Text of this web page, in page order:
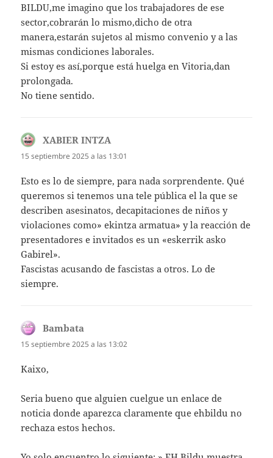
BILDU,me imagino que los trabajadores de ese
sector,cobrarán lo mismo,dicho de otra
manera,estarán sujetos al mismo convenio y a las
mismas condiciones laborales.
Si estoy es así,porque está huelga en Vitoria,dan
prolongada.
No tiene sentido.
XABIER INTZA
15 septiembre 2025 a las 13:01
Esto es lo de siempre, para nada sorprendente. Qué
queremos si tenemos una tele pública el la que se
describen asesinatos, decapitaciones de niños y
violaciones como» ekintza armatua» y la reacción de
presentadores e invitados es un «eskerrik asko
Gabirel».
Fascistas acusando de fascistas a otros. Lo de
siempre.
Bambata
15 septiembre 2025 a las 13:02
Kaixo,
Seria bueno que alguien cuelgue un enlace de
noticia donde aparezca claramente que ehbildu no
rechaza estos hechos.